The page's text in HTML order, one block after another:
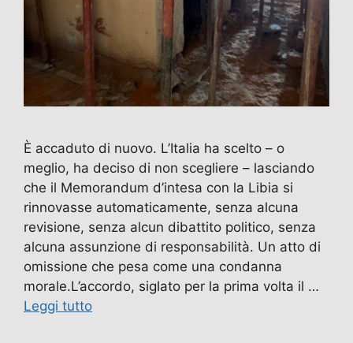
È accaduto di nuovo. L’Italia ha scelto – o
meglio, ha deciso di non scegliere – lasciando
che il Memorandum d’intesa con la Libia si
rinnovasse automaticamente, senza alcuna
revisione, senza alcun dibattito politico, senza
alcuna assunzione di responsabilità. Un atto di
omissione che pesa come una condanna
morale.L’accordo, siglato per la prima volta il …
Leggi tutto